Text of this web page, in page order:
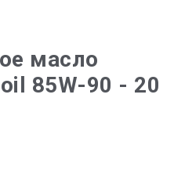
масло
85W-90 - 20